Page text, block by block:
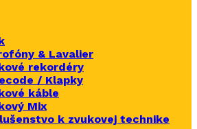
& Lavalier
rekordéry
/ Klapky
káble
Mix
k zvukovej technike